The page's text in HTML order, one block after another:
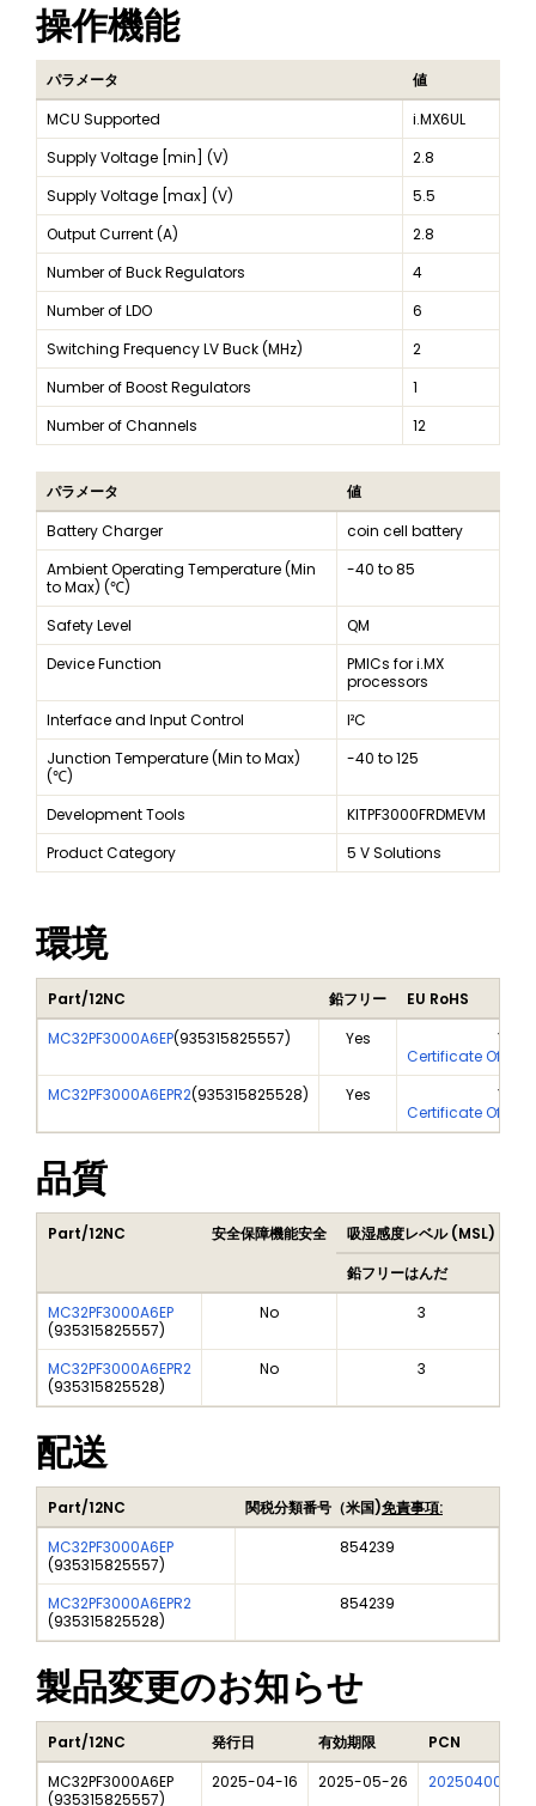
操作機能
パラメータ
値
MCU Supported
i.MX6UL
Supply Voltage [min] (V)
2.8
Supply Voltage [max] (V)
5.5
Output Current (A)
2.8
Number of Buck Regulators
4
Number of LDO
6
Switching Frequency LV Buck (MHz)
2
Number of Boost Regulators
1
Number of Channels
12
パラメータ
値
Battery Charger
coin cell battery
Ambient Operating Temperature (Min
to Max) (℃)
-40 to 85
Safety Level
QM
Device Function
PMICs for i.MX
processors
Interface and Input Control
I²C
Junction Temperature (Min to Max)
(℃)
-40 to 125
Development Tools
KITPF3000FRDMEVM
Product Category
5 V Solutions
環境
Part/12NC 鉛フリー
EU RoHS
MC32PF3000A6EP(935315825557) Yes
Yes
Certificate Of
MC32PF3000A6EPR2(935315825528) Yes
Yes
Certificate Of
品質
Part/12NC 安全保障機能安全 吸湿感度レベル (MSL)
鉛フリーはんだ
MC32PF3000A6EP
(935315825557)
No 3
MC32PF3000A6EPR2
(935315825528)
No 3
配送
Part/12NC 関税分類番号（米国)免責事項:
MC32PF3000A6EP
(935315825557)
854239
MC32PF3000A6EPR2
(935315825528)
854239
製品変更のお知らせ
Part/12NC 発行日 有効期限
PCN
MC32PF3000A6EP
(935315825557)
2025-04-16 2025-05-26 202504006I